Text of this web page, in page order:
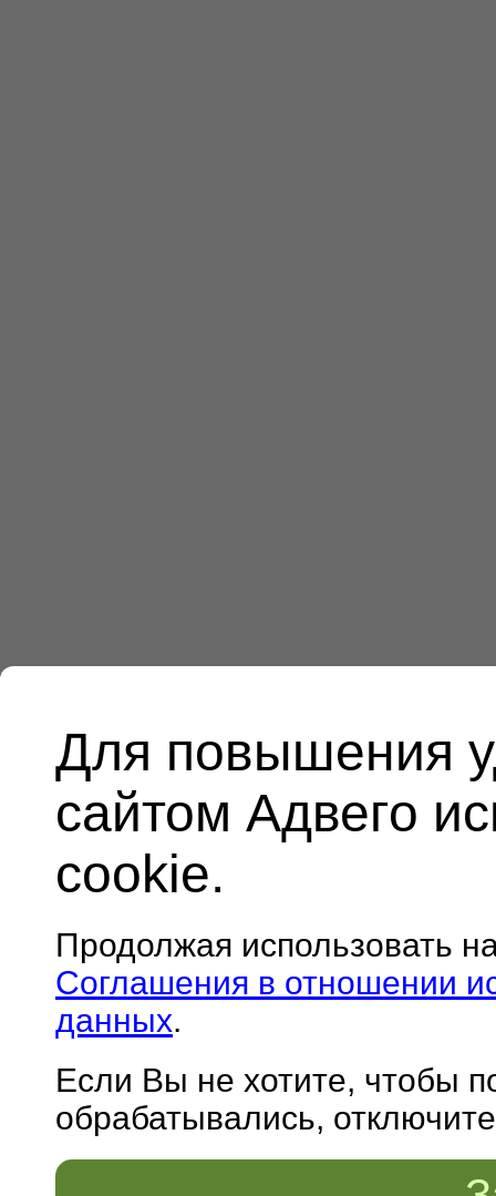
Для повышения
сайтом Адвего
cookie.
Продолжая использовать
Соглашения в отношении
данных.
Если Вы не хотите, чтобы
обрабатывались,